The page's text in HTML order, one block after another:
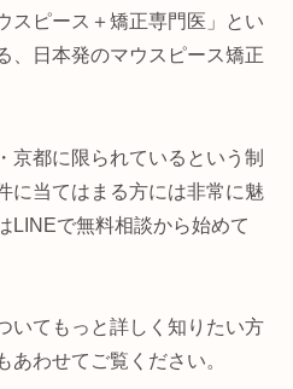
スピース＋矯正専門医」とい
、日本発のマウスピース矯正
京都に限られているという制
に当てはまる方には非常に魅
LINEで無料相談から始めて
いてもっと詳しく知りたい方
あわせてご覧ください。